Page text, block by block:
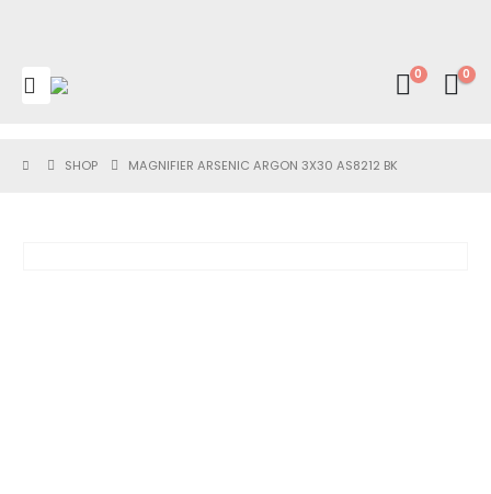
0 0
SHOP MAGNIFIER ARSENIC ARGON 3X30 AS8212 BK